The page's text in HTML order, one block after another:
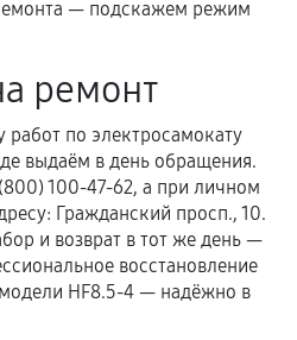
куплены
работы может
или частично, если
условия:
подходят по
и не имеют внешних
— подскажем режим
ремонт
по электросамокату
выдаём в день обращения.
100-47-62, а при личном
Гражданский просп., 10.
и возврат в тот же день —
восстановление
HF8.5-4 — надёжно в